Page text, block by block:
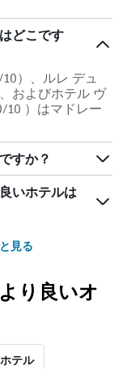
どこです
）、ルレ デュ
およびホテル ヴ
10 ）はマドレー
すか？
いホテルは
見る
り良いオ
テル